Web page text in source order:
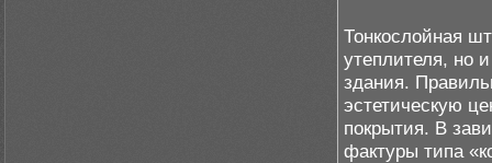
Тонкослойная
утеплителя, но
здания.
эстетическую
покрытия. В
фактуры типа